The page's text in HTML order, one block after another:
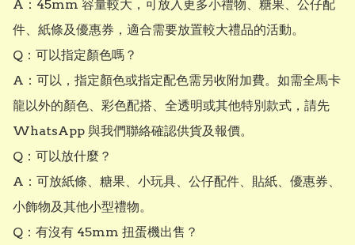
A：45mm 容量較大，可放入更多小禮物、糖果、公仔配
件、紙條及優惠券，適合需要放置較大禮品的活動。
Q：可以指定顏色嗎？
A：可以，指定顏色或指定配色需另收附加費。如需全馬卡
龍以外的顏色、彩色配搭、全透明或其他特別款式，請先
WhatsApp 與我們聯絡確認供貨及報價。
Q：可以放什麼？
A：可放紙條、糖果、小玩具、公仔配件、貼紙、優惠券、
小飾物及其他小型禮物。
Q：有沒有 45mm 扭蛋機出售？